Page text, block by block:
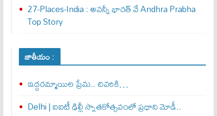
27-Places-India : అవ‌న్నీ భార‌త్ వే Andhra Prabha
Top Story
జాతీయం :
ఇద్దరమ్మాయిల ప్రేమ.. చివరికి…
Delhi | ఐఐటీ ఢిల్లీ స్నాతకోత్సవంలో ప్రధాని మోడీ..